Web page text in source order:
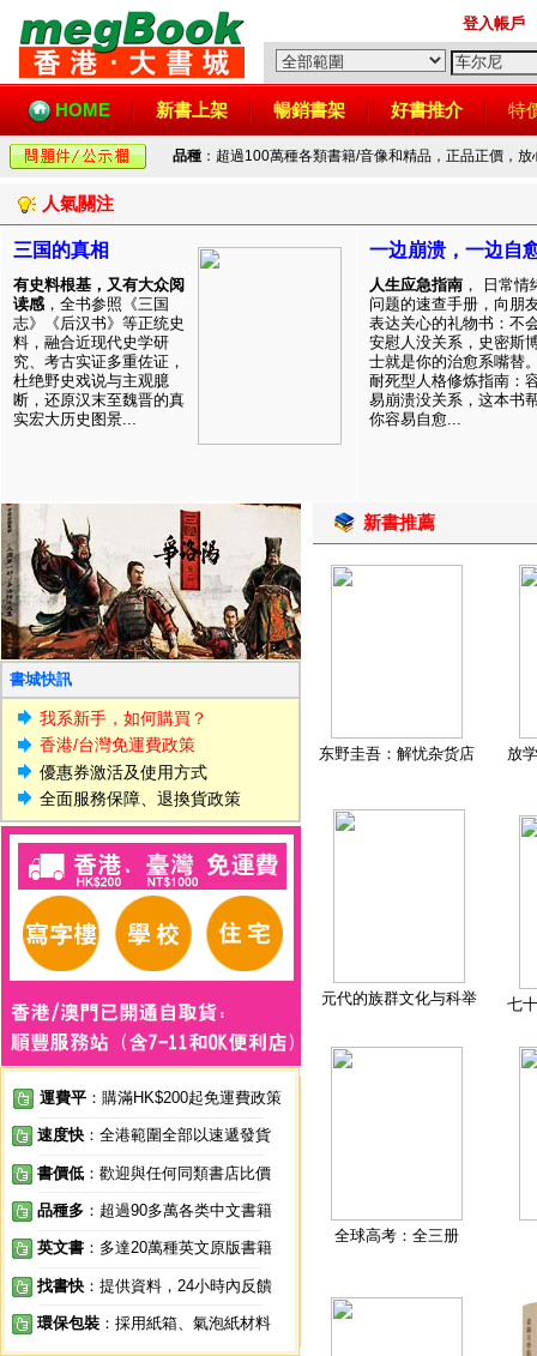
登入帳戶
HOME 新書上架 暢銷書架 好書推介 特
品種 ：超過100萬種各類書籍/音像和精品，正品正價，
人氣關注
三国的真相
有史料根基，又有大众阅
读感 ，全书参照《三国
志》《后汉书》等正统史
料，融合近现代史学研
究、考古实证多重佐证，
杜绝野史戏说与主观臆
断，还原汉末至魏晋的真
实宏大历史图景...
一边崩溃，一边自
人生应急指南 ， 日常情
问题的速查手册，向朋
表达关心的礼物书：不
安慰人没关系，史密斯
士就是你的治愈系嘴替
耐死型人格修炼指南：
易崩溃没关系，这本书
你容易自愈...
書城快訊
我系新手，如何購買？
香港/台灣免運費政策
優惠券激活及使用方式
全面服務保障、退換貨政策
運費平 ：購滿HK$200起免運費政策
速度快 ：全港範圍全部以速遞發貨
書價低 ：歡迎與任何同類書店比價
品種多 ：超過90多萬各类中文書籍
英文書 ：多達20萬種英文原版書籍
找書快 ：提供資料，24小時內反饋
環保包裝 ：採用紙箱、氣泡紙材料
新書推薦
东野圭吾：解忧杂货店 放
元代的族群文化与科举 七
全球高考：全三册